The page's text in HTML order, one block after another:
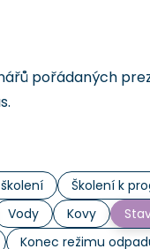
pořádaných
Školení k
Vody Kovy
Konec režimu